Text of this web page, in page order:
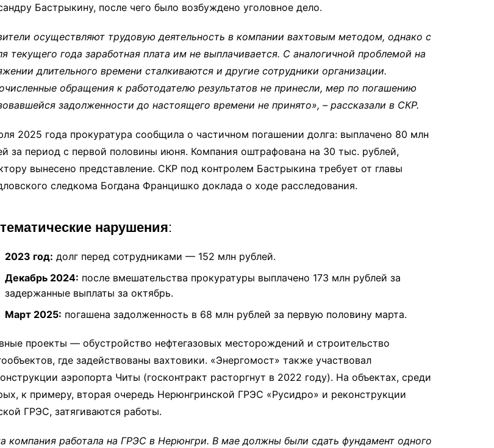
Бастрыкину, после чего было возбуждено уголовное дело.
осуществляют трудовую деятельность в компании вахтовым методом, однако с
текущего года заработная плата им не выплачивается. С аналогичной проблемой на
длительного времени сталкиваются и другие сотрудники организации.
обращения к работодателю результатов не принесли, мер по погашению
задолженности до настоящего времени не принято», – рассказали в СКР.
2025 года прокуратура сообщила о частичном погашении долга: выплачено 80 млн
за период с первой половины июня. Компания оштрафована на 30 тыс. рублей,
вынесено представление. СКР под контролем Бастрыкина требует от главы
следкома Богдана Францишко доклада о ходе расследования.
нарушения:
2023 год: долг перед сотрудниками — 152 млн рублей.
Декабрь 2024: после вмешательства прокуратуры выплачено 173 млн рублей за
задержанные выплаты за октябрь.
Март 2025: погашена задолженность в 68 млн рублей за первую половину марта.
проекты — обустройство нефтегазовых месторождений и строительство
где задействованы вахтовики. «Энергомост» также участвовал
аэропорта Читы (госконтракт расторгнут в 2022 году). На объектах, среди
к примеру, вторая очередь Нерюнгринской ГРЭС «Русидро» и реконструкции
ГРЭС, затягиваются работы.
компания работала на ГРЭС в Нерюнгри. В мае должны были сдать фундамент одного